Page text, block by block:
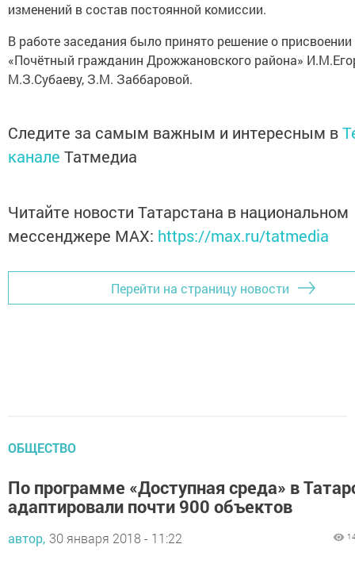
изменений в состав постоянной комиссии.
В работе заседания было принято решение о присвоении
«Почётный гражданин Дрожжановского района»
М.З.Субаеву, З.М. Заббаровой.
Следите за самым важным и интересным в
канале Татмедиа
Читайте новости Татарстана в национальном
мессенджере MАХ: https://max.ru/tatmedia
Перейти на страницу новости
ОБЩЕСТВО
По программе «Доступная среда» в
адаптировали почти 900 объектов
автор, 30 января 2018 - 11:22